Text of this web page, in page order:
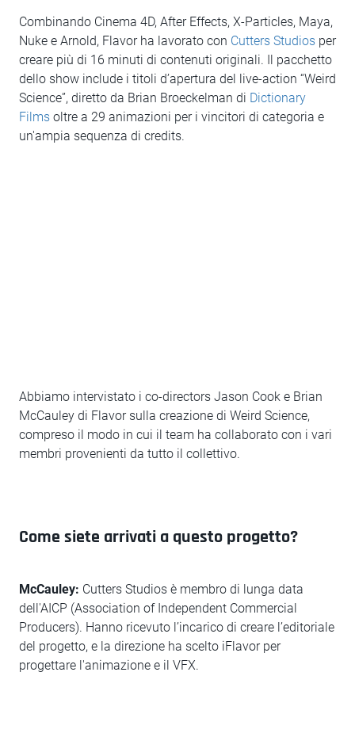
Combinando Cinema 4D, After Effects, X-Particles, Maya,
Nuke e Arnold, Flavor ha lavorato con Cutters Studios per
creare più di 16 minuti di contenuti originali. Il pacchetto
dello show include i titoli d’apertura del live-action “Weird
Science”, diretto da Brian Broeckelman di Dictionary
Films oltre a 29 animazioni per i vincitori di categoria e
un'ampia sequenza di credits.
Abbiamo intervistato i co-directors Jason Cook e Brian
McCauley di Flavor sulla creazione di Weird Science,
compreso il modo in cui il team ha collaborato con i vari
membri provenienti da tutto il collettivo.
Come siete arrivati a questo progetto?
McCauley: Cutters Studios è membro di lunga data
dell'AICP (Association of Independent Commercial
Producers). Hanno ricevuto l’incarico di creare l’editoriale
del progetto, e la direzione ha scelto iFlavor per
progettare l'animazione e il VFX.